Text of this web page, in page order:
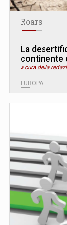
Roars
La
continente
a cura della
EUROPA